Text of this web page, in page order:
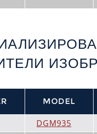
MODEL
DGM935